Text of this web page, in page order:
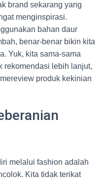
brand sekarang yang
menginspirasi.
bahan daur
benar-benar bikin kita
Yuk, kita sama-sama
rekomendasi lebih lanjut,
produk kekinian
melalui fashion adalah
Kita tidak terikat